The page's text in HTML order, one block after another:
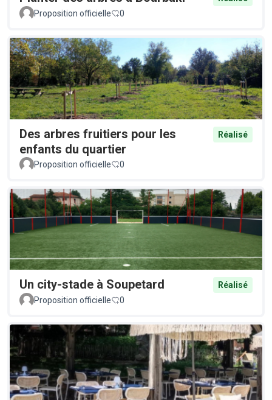
Proposition officielle
0
Des arbres fruitiers pour les
enfants du quartier
Réalisé
Proposition officielle 0
Un city-stade à Soupetard
Réalisé
Proposition officielle
0